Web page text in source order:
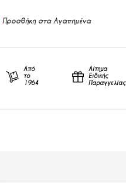
Προσθήκη στα Αγαπημένα
Από
το
1964
Αίτημα
Ειδικής
Παραγγελίας